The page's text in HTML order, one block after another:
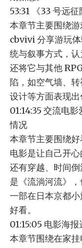
53:31 《33 号远
本章节主要围绕游
cbvivi 分享游玩
统与叙事方式，
还将它与其他
陷，如空气墙、转
设计等方面表现出
01:14:35 交流电
情况
本章节主要围绕
电影是让自己开
还有穿越、时间
是《流淌河流》
一部在日本京都
好看。
01:15:05 电影海
本章节围绕在家